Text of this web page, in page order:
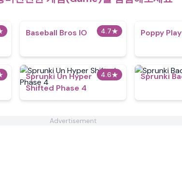
4.7★
Baseball Bros IO Poppy
4.6★
Sprunki Un Hyper
Shifted Phase 4
Sprunki
Advertisement